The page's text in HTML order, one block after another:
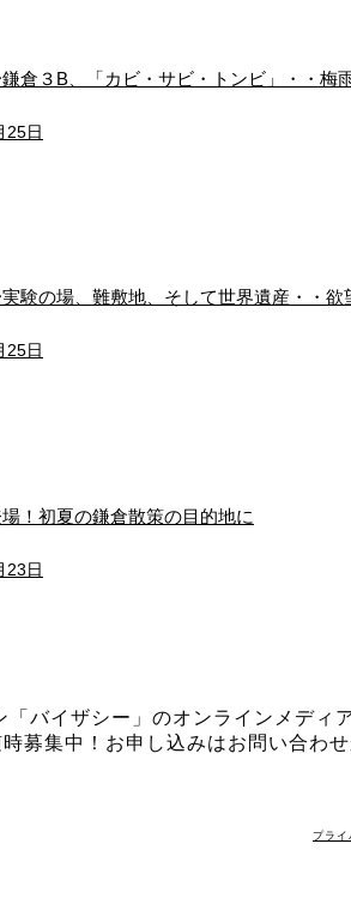
倉３B、「カビ・サビ・トンビ」・・梅
25日
験の場、難敷地、そして世界遺産・・
25日
！初夏の鎌倉散策の目的地に
23日
バイザシー」のオンラインメデ
募集中！お申し込みはお問い合わせ
プライ